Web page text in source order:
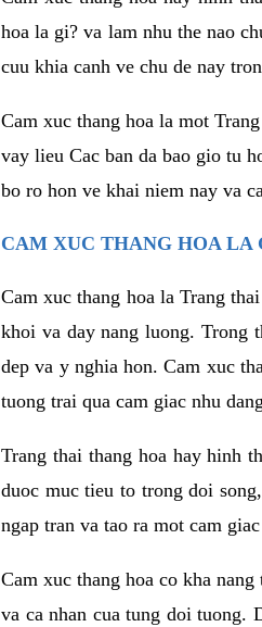
hoa la gi? va lam nhu the nao
cuu khia canh ve chu de nay
Cam xuc thang hoa la mot
vay lieu Cac ban da bao gio tu
bo ro hon ve khai niem nay va
CAM XUC THANG HOA LA
Cam xuc thang hoa la Trang
khoi va day nang luong. Trong
dep va y nghia hon. Cam xuc
tuong trai qua cam giac nhu
Trang thai thang hoa hay hinh
duoc muc tieu to trong doi
ngap tran va tao ra mot cam
Cam xuc thang hoa co kha
va ca nhan cua tung doi tuong.